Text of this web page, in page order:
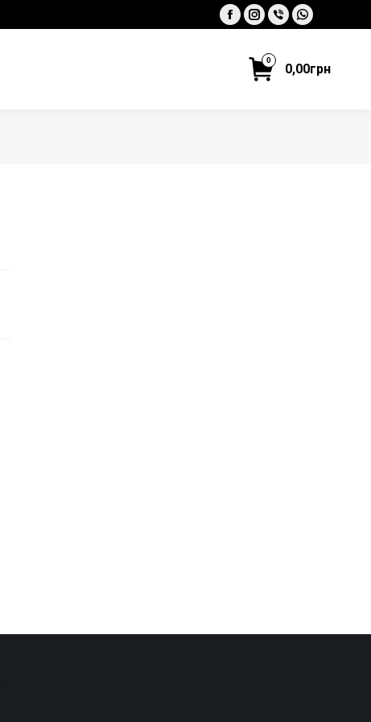
Facebook
Instagram
ViberWhatsapp
0,00грн
0